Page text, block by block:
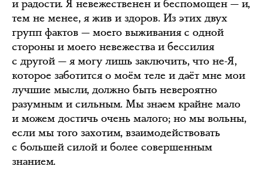
и радости. Я невежественен и беспомощен — и,
тем не менее, я жив и здоров. Из этих двух
групп фактов — моего выживания с одной
стороны и моего невежества и бессилия
с другой — я могу лишь заключить, что не-Я,
которое заботится о моём теле и даёт мне мои
лучшие мысли, должно быть невероятно
разумным и сильным. Мы знаем крайне мало
и можем достичь очень малого; но мы вольны,
если мы того захотим, взаимодействовать
с большей силой и более совершенным
знанием.